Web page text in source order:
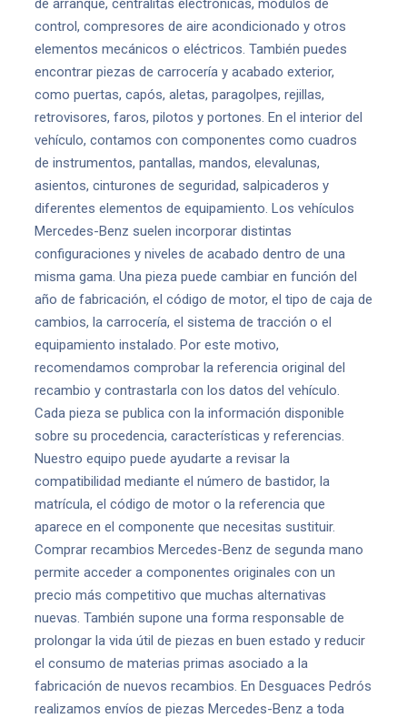
de arranque, centralitas electrónicas, módulos de
control, compresores de aire acondicionado y otros
elementos mecánicos o eléctricos. También puedes
encontrar piezas de carrocería y acabado exterior,
como puertas, capós, aletas, paragolpes, rejillas,
retrovisores, faros, pilotos y portones. En el interior del
vehículo, contamos con componentes como cuadros
de instrumentos, pantallas, mandos, elevalunas,
asientos, cinturones de seguridad, salpicaderos y
diferentes elementos de equipamiento. Los vehículos
Mercedes-Benz suelen incorporar distintas
configuraciones y niveles de acabado dentro de una
misma gama. Una pieza puede cambiar en función del
año de fabricación, el código de motor, el tipo de caja de
cambios, la carrocería, el sistema de tracción o el
equipamiento instalado. Por este motivo,
recomendamos comprobar la referencia original del
recambio y contrastarla con los datos del vehículo.
Cada pieza se publica con la información disponible
sobre su procedencia, características y referencias.
Nuestro equipo puede ayudarte a revisar la
compatibilidad mediante el número de bastidor, la
matrícula, el código de motor o la referencia que
aparece en el componente que necesitas sustituir.
Comprar recambios Mercedes-Benz de segunda mano
permite acceder a componentes originales con un
precio más competitivo que muchas alternativas
nuevas. También supone una forma responsable de
prolongar la vida útil de piezas en buen estado y reducir
el consumo de materias primas asociado a la
fabricación de nuevos recambios. En Desguaces Pedrós
realizamos envíos de piezas Mercedes-Benz a toda